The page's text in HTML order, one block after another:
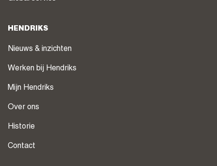
HENDRIKS
Nieuws & inzichten
Werken bij Hendriks
Mijn Hendriks
Over ons
Historie
Contact